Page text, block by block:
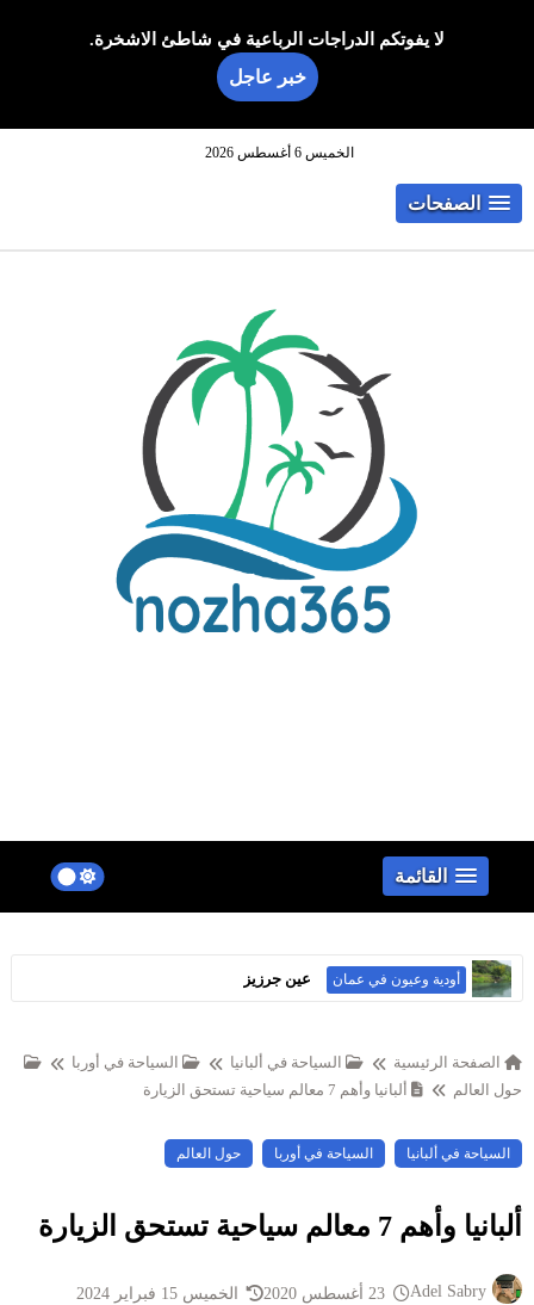
لا يفوتكم الدراجات الرباعية في شاطئ الاشخرة.
خبر عاجل
الخميس 6 أغسطس 2026
الصفحات
القائمة
أودية وعيون في عمان عين جرزيز
الصفحة الرئيسية السياحة في ألبانيا
السياحة في أوربا
حول العالم
ألبانيا وأهم 7 معالم سياحية تستحق الزيارة
السياحة في ألبانيا السياحة في أوربا حول العالم
ألبانيا وأهم 7 معالم سياحية تستحق الزيارة
Adel Sabry الخميس 15 فبراير 2024